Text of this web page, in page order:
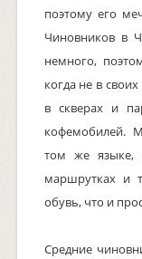
поэтому его
Чиновников в
немного,
когда не в
в скверах и
кофемобилей.
том же языке,
маршрутках и
обувь, что и
Средние